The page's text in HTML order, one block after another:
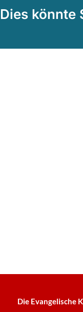
Dies könnte
Die Evangelische